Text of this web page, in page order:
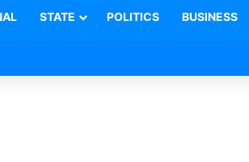
STATE POLITICS BUSINESS